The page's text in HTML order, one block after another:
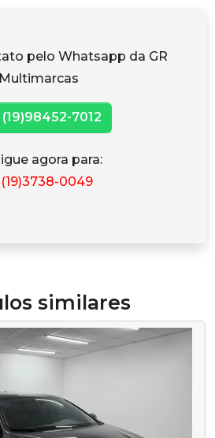
pelo Whatsapp da GR
Multimarcas
(19)98452-7012
agora para:
0049
similares